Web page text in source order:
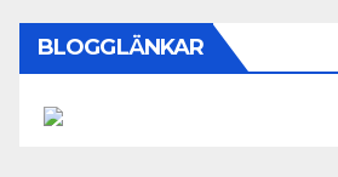
BLOGGLÄNKAR